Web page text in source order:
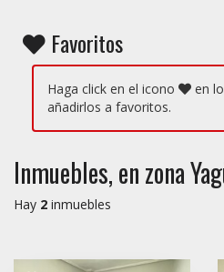
Favoritos
Haga click en el icono
en
añadirlos a favoritos.
Inmuebles, en zona
Hay 2 inmuebles